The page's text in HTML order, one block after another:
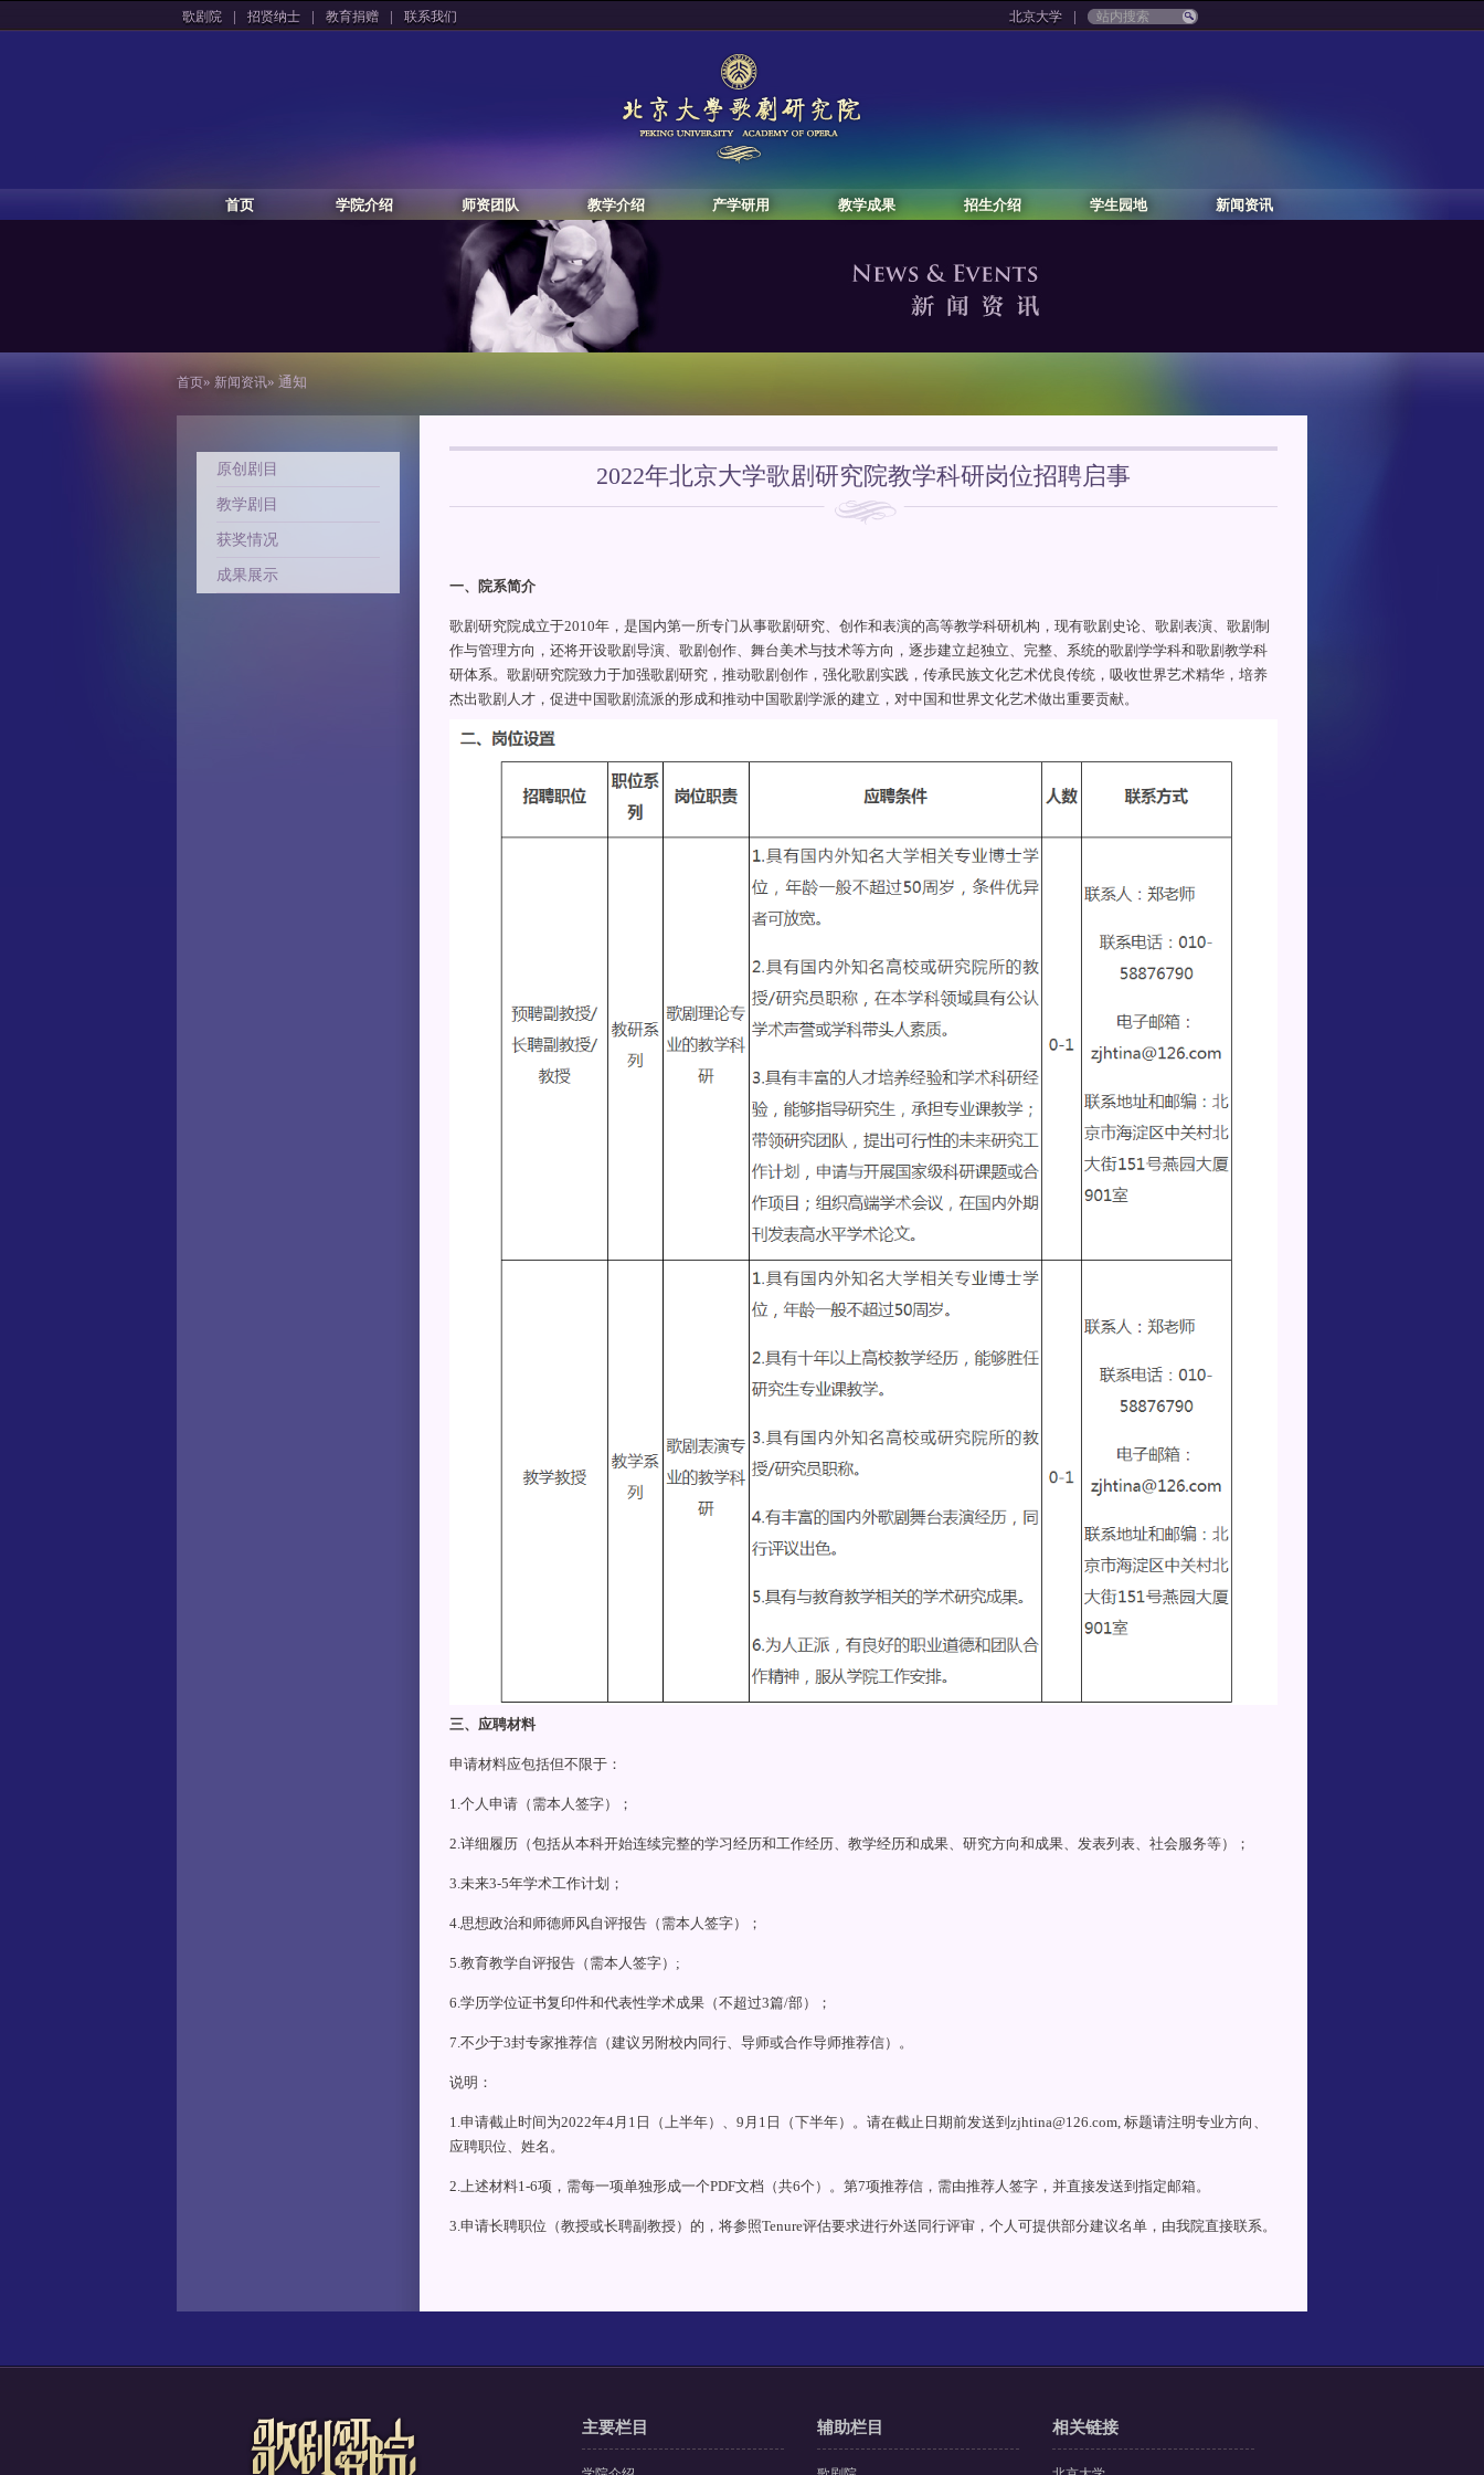
歌剧院 | 招贤纳士 | 教育捐赠 | 联系我们 北京大学 |
首页 学院介绍 师资团队 教学介绍 产学研用 教学成果 招生介绍 学生园地 新闻资讯
首页» 新闻资讯» 通知
原创剧目
教学剧目
获奖情况
成果展示
2022年北京大学歌剧研究院教学科研岗位招聘启事
一、院系简介
歌剧研究院成立于2010年，是国内第一所专门从事歌剧研究、创作和表演的高等教学科研机构，现有歌剧史论、歌剧表演、歌剧制
作与管理方向，还将开设歌剧导演、歌剧创作、舞台美术与技术等方向，逐步建立起独立、完整、系统的歌剧学学科和歌剧教学科
研体系。歌剧研究院致力于加强歌剧研究，推动歌剧创作，强化歌剧实践，传承民族文化艺术优良传统，吸收世界艺术精华，培养
杰出歌剧人才，促进中国歌剧流派的形成和推动中国歌剧学派的建立，对中国和世界文化艺术做出重要贡献。
三、应聘材料
申请材料应包括但不限于：
1.个人申请（需本人签字）；
2.详细履历（包括从本科开始连续完整的学习经历和工作经历、教学经历和成果、研究方向和成果、发表列表、社会服务等）；
3.未来3-5年学术工作计划；
4.思想政治和师德师风自评报告（需本人签字）；
5.教育教学自评报告（需本人签字）;
6.学历学位证书复印件和代表性学术成果（不超过3篇/部）；
7.不少于3封专家推荐信（建议另附校内同行、导师或合作导师推荐信）。
说明：
1.申请截止时间为2022年4月1日（上半年）、9月1日（下半年）。请在截止日期前发送到zjhtina@126.com, 标题请注明专业方向、
应聘职位、姓名。
2.上述材料1-6项，需每一项单独形成一个PDF文档（共6个）。第7项推荐信，需由推荐人签字，并直接发送到指定邮箱。
3.申请长聘职位（教授或长聘副教授）的，将参照Tenure评估要求进行外送同行评审，个人可提供部分建议名单，由我院直接联系。
主要栏目 辅助栏目 相关链接